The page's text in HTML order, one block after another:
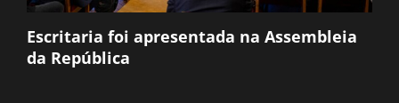
Escritaria foi apresentada na Assembleia
da República